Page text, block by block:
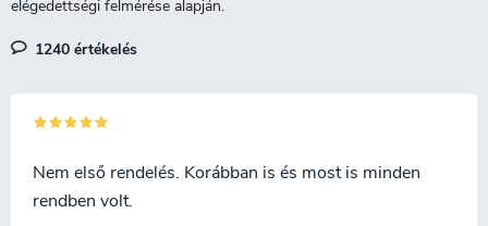
1240 értékelés
Nem első rendelés. Korábban is és most is minden
rendben volt.